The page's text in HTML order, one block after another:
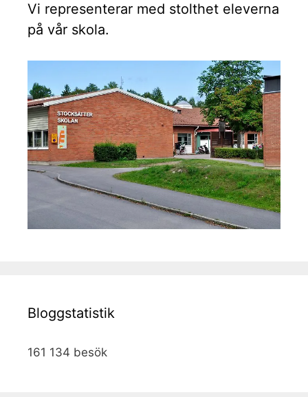
Vi representerar med stolthet eleverna
på vår skola.
Bloggstatistik
161 134 besök